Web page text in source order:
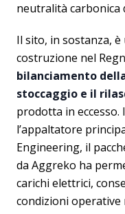
neutralità carbonica
Il sito, in sostanza,
costruzione nel
bilanciamento
stoccaggio e il
prodotta in
l’appaltatore
Engineering, il
da Aggreko ha
carichi elettrici,
condizioni operative